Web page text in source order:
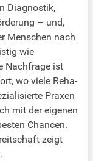
Diagnostik,
– und,
Menschen nach
wie
Nachfrage ist
wo viele Reha-
Praxen
mit der eigenen
Chancen.
zeigt